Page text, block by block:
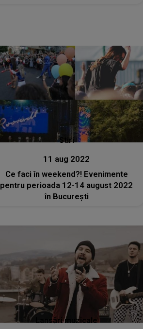
Stiri
11 aug 2022
Ce faci în weekend?! Evenimente
pentru perioada 12-14 august 2022
în București
Lansări muzicale